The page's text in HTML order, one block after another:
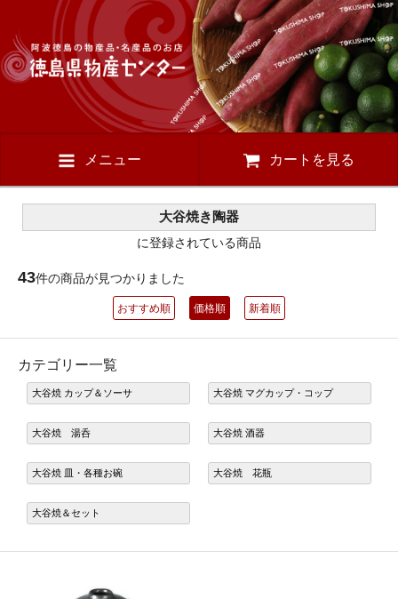
メニュー カートを見る
大谷焼き陶器
に登録されている商品
43件の商品が見つかりました
おすすめ順 価格順 新着順
カテゴリー一覧
大谷焼 カップ＆ソーサ 大谷焼 マグカップ・コップ
大谷焼 湯呑 大谷焼 酒器
大谷焼 皿・各種お碗 大谷焼 花瓶
大谷焼＆セット